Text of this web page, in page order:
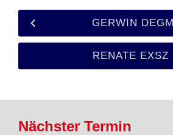
GERWIN
RENATE EXSZ
Nächster Termin